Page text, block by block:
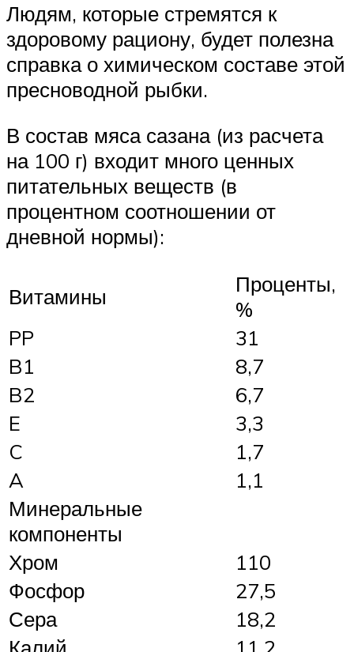
Людям, которые стремятся к
здоровому рациону, будет полезна
справка о химическом составе этой
пресноводной рыбки.
В состав мяса сазана (из расчета
на 100 г) входит много ценных
питательных веществ (в
процентном соотношении от
дневной нормы):
Витамины
Проценты,
%
PP
31
B1
8,7
B2
6,7
E
3,3
C
1,7
A
1,1
Минеральные
компоненты
Хром
110
Фосфор
27,5
Сера
18,2